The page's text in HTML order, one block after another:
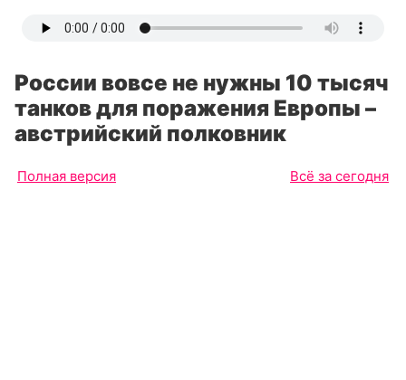
России вовсе не нужны 10 тысяч
танков для поражения Европы –
австрийский полковник
Полная версия Всё за сегодня